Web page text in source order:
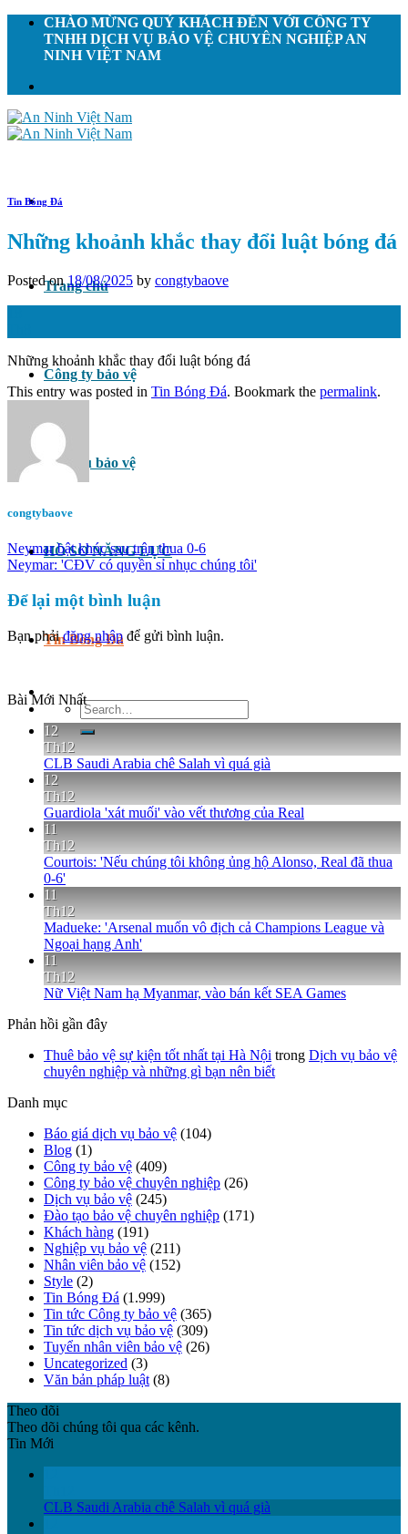
Skip
content
CHÀO MỪNG QUÝ KHÁCH ĐẾN VỚI CÔNG TY
TNHH DỊCH VỤ BẢO VỆ CHUYÊN NGHIỆP AN
NINH VIỆT NAM
Trang chủ
Công ty bảo vệ
Dịch vụ bảo vệ
HỒ SƠ NĂNG LỰC
Tin Bóng Đá
Search
for:
Tin Bóng Đá
Những khoảnh khắc thay đổi luật bóng đá
Posted on18/08/2025 by congtybaove
Những khoảnh khắc thay đổi luật bóng đá
This entry was posted in Tin Bóng Đá. Bookmark the permalink.
congtybaove
Neymar bật khóc sau trận thua 0-6
Neymar: 'CĐV có quyền sỉ nhục chúng tôi'
Để lại một bình luận
Bạn phảiđăng nhập để gửi bình luận.
Bài Mới Nhất
12
Th12
CLB Saudi Arabia chê Salah vì quá già
12
Th12
Guardiola 'xát muối' vào vết thương của Real
11
Th12
Courtois: 'Nếu chúng tôi không ủng hộ Alonso, Real đã thua
0-6'
11
Th12
Madueke: 'Arsenal muốn vô địch cả Champions League và
Ngoại hạng Anh'
11
Th12
Nữ Việt Nam hạ Myanmar, vào bán kết SEA Games
Phản hồi gần đây
Thuê bảo vệ sự kiện tốt nhất tại Hà Nội trong Dịch vụ bảo vệ
chuyên nghiệp và những gì bạn nên biết
Danh mục
Báo giá dịch vụ bảo vệ (104)
Blog (1)
Công ty bảo vệ (409)
Công ty bảo vệ chuyên nghiệp (26)
Dịch vụ bảo vệ (245)
Đào tạo bảo vệ chuyên nghiệp (171)
Khách hàng (191)
Nghiệp vụ bảo vệ (211)
Nhân viên bảo vệ (152)
Style (2)
Tin Bóng Đá (1.999)
Tin tức Công ty bảo vệ (365)
Tin tức dịch vụ bảo vệ (309)
Tuyển nhân viên bảo vệ (26)
Uncategorized (3)
Văn bản pháp luật (8)
Theo dõi
Theo dõi chúng tôi qua các kênh.
Tin Mới
CLB Saudi Arabia chê Salah vì quá già